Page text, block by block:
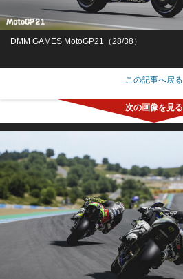
DMM GAMES MotoGP21（28/38）
この記事へ戻る